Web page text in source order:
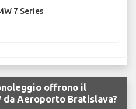
7 Series
offrono il
da Aeroporto Bratislava?